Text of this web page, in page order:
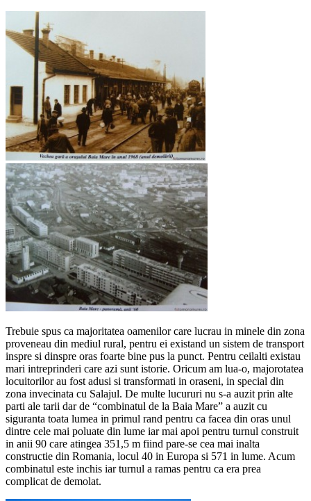
Trebuie spus ca majoritatea oamenilor care lucrau in minele din zona
proveneau din mediul rural, pentru ei existand un sistem de transport
inspre si dinspre oras foarte bine pus la punct. Pentru ceilalti existau
mari intreprinderi care azi sunt istorie. Oricum am lua-o, majorotatea
locuitorilor au fost adusi si transformati in oraseni, in special din
zona invecinata cu Salajul. De multe lucururi nu s-a auzit prin alte
parti ale tarii dar de “combinatul de la Baia Mare” a auzit cu
siguranta toata lumea in primul rand pentru ca facea din oras unul
dintre cele mai poluate din lume iar mai apoi pentru turnul construit
in anii 90 care atingea 351,5 m fiind pare-se cea mai inalta
constructie din Romania, locul 40 in Europa si 571 in lume. Acum
combinatul este inchis iar turnul a ramas pentru ca era prea
complicat de demolat.